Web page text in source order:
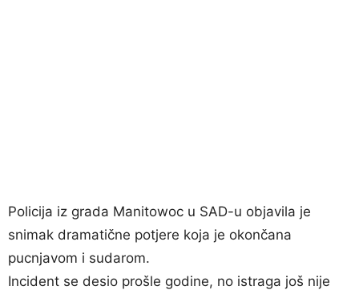
Policija iz grada Manitowoc u SAD-u objavila je
snimak dramatične potjere koja je okončana
pucnjavom i sudarom.
Incident se desio prošle godine, no istraga još nije